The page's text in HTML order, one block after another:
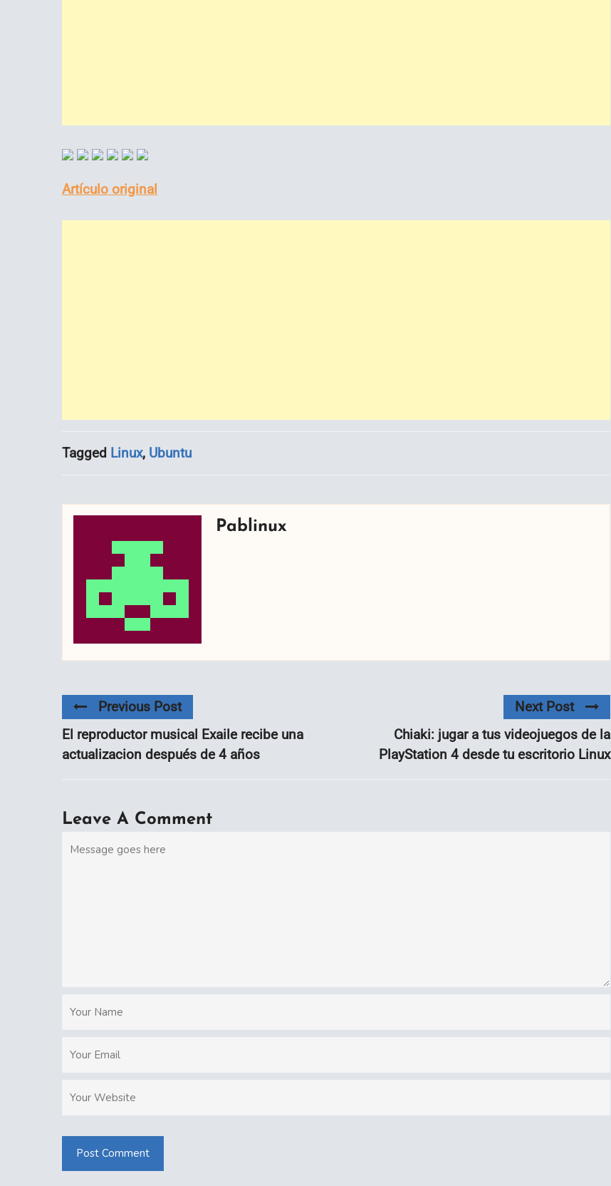
Artículo original
Tagged Linux, Ubuntu
Pablinux
Previous Post
El reproductor musical Exaile recibe una
actualizacion después de 4 años
Next Post
Chiaki: jugar a tus videojuegos de la
PlayStation 4 desde tu escritorio Linux
Leave A Comment
Post Comment